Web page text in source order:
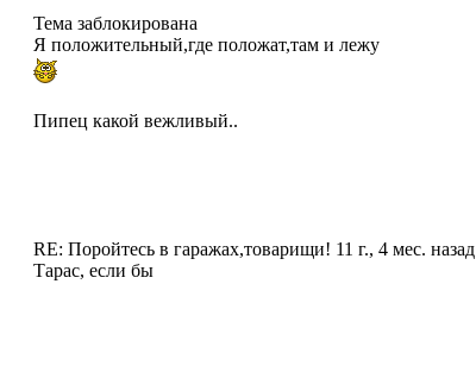
Тема заблокирована
Я положительный,где положат,там и лежу
Пипец какой вежливый..
RE: Поройтесь в гаражах,товарищи! 11 г., 4 мес. назад
Тарас, если бы